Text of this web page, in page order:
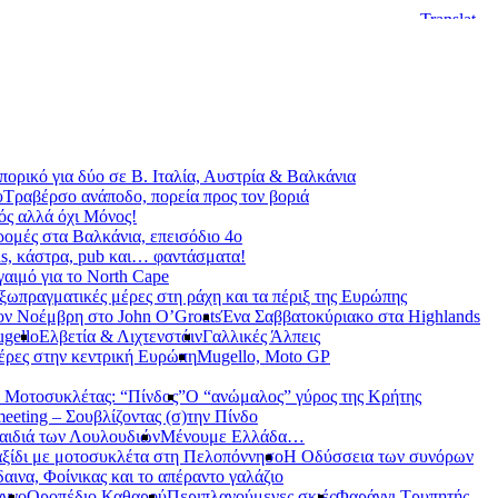
για δύο σε Β. Ιταλία, Αυστρία & Βαλκάνια
Τραβέρσο ανάποδο, πορεία προς τον βοριά
αλλά όχι Μόνος!
στα Βαλκάνια, επεισόδιο 4ο
κάστρα, pub και… φαντάσματα!
για το North Cape
μέρες στη ράχη και τα πέριξ της Ευρώπης
Νοέμβρη στο John O’GroatsΈνα Σαββατοκύριακο στα Highlands
Ελβετία & ΛιχτενστάινΓαλλικές Άλπεις
στην κεντρική ΕυρώπηMugello, Moto GP
“Πίνδος”Ο “ανώμαλος” γύρος της Κρήτης
– Σουβλίζοντας (σ)την Πίνδο
των ΛουλουδιώνΜένουμε Ελλάδα…
με μοτοσυκλέτα στη ΠελοπόννησοΗ Οδύσσεια των συνόρων
Φοίνικας και το απέραντο γαλάζιο